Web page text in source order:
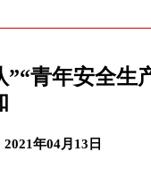
青年安全生
年04月13日